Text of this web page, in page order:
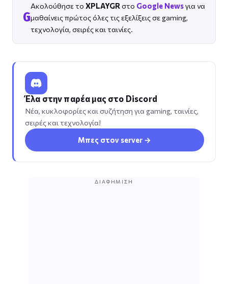
G
Ακολούθησε το XPLAYGR στο Google Newsγια να
μαθαίνεις πρώτος όλες τις εξελίξεις σε gaming,
τεχνολογία, σειρές και ταινίες.
Έλα στην παρέα μας στο Discord
Νέα, κυκλοφορίες και συζήτηση για gaming, ταινίες,
σειρές και τεχνολογία!
Μπες στον server →
ΔΙΑΦΉΜΙΣΗ